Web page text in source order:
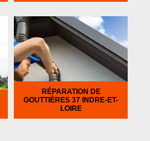
RÉPARATION DE
GOUTTIÈRES 37 INDRE-ET-
LOIRE